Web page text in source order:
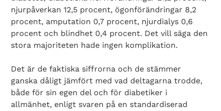
njurpåverkan 12,5 procent, ögonförändringar 8,2
procent, amputation 0,7 procent, njurdialys 0,6
procent och blindhet 0,4 procent. Det vill säga den
stora majoriteten hade ingen komplikation.
Det är de faktiska siffrorna och de stämmer
ganska dåligt jämfört med vad deltagarna trodde,
både för sin egen del och för diabetiker i
allmänhet, enligt svaren på en standardiserad